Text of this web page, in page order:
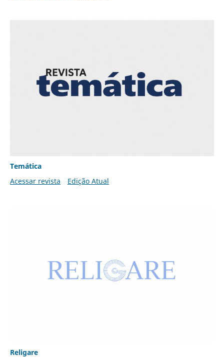
Temática
Acessar revista
Edição Atual
Religare